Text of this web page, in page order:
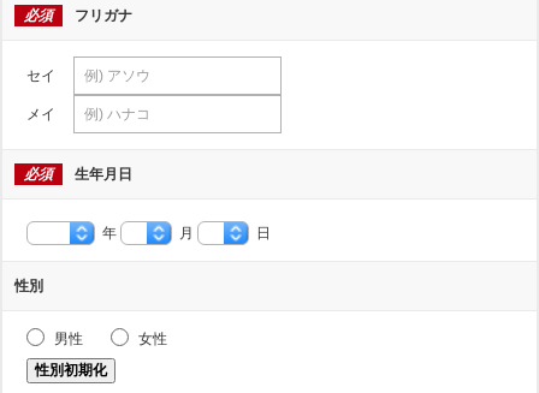
必須 フリガナ
セイ
メイ
必須 生年月日
年 月 日
性別
男性
女性
性別初期化